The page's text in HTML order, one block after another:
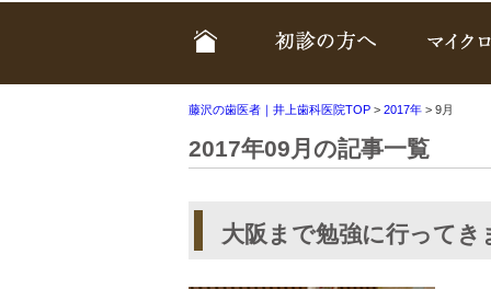
ホーム クリニッ
藤沢の歯医者｜井上歯科医院TOP > 2017年 > 9月
2017年09月の記事一覧
大阪まで勉強に行ってき